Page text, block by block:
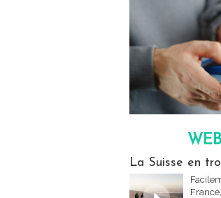
La Suisse en